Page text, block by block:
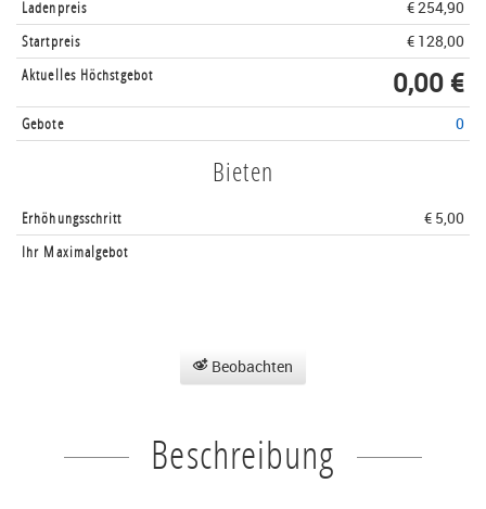
Ladenpreis
€ 254,90
Startpreis
€ 128,00
Aktuelles Höchstgebot
0,00 €
Gebote 0
Bieten
Erhöhungsschritt
€ 5,00
Ihr Maximalgebot
Beobachten
Beschreibung